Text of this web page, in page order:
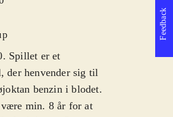
Spillet er et
der henvender sig til
benzin i blodet.
min. 8 år for at
Feedback